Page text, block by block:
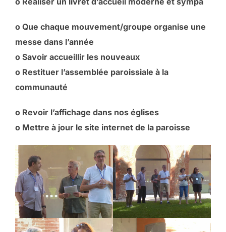
o Que chaque mouvement/groupe organise une
messe dans l’année
o Savoir accueillir les nouveaux
o Restituer l’assemblée paroissiale à la
communauté
o Revoir l’affichage dans nos églises
o Mettre à jour le site internet de la paroisse